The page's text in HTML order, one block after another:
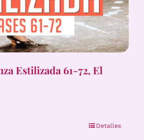
Estilizada 61-72, El
Detalles